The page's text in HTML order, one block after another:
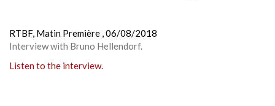
RTBF, Matin Première ,06/08/2018
Interview with Bruno Hellendorf.
Listen to the interview.